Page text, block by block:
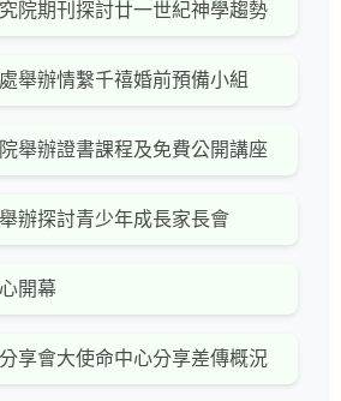
院期刊探討廿一世紀神學趨勢
舉辦情繫千禧婚前預備小組
舉辦證書課程及免費公開講座
辦探討青少年成長家長會
開幕
享會大使命中心分享差傳概況